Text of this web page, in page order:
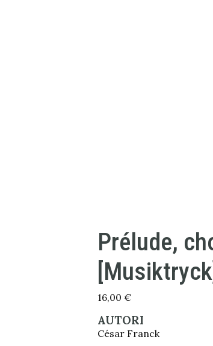
Prélude,
16,00 €
AUTORI
César Franck